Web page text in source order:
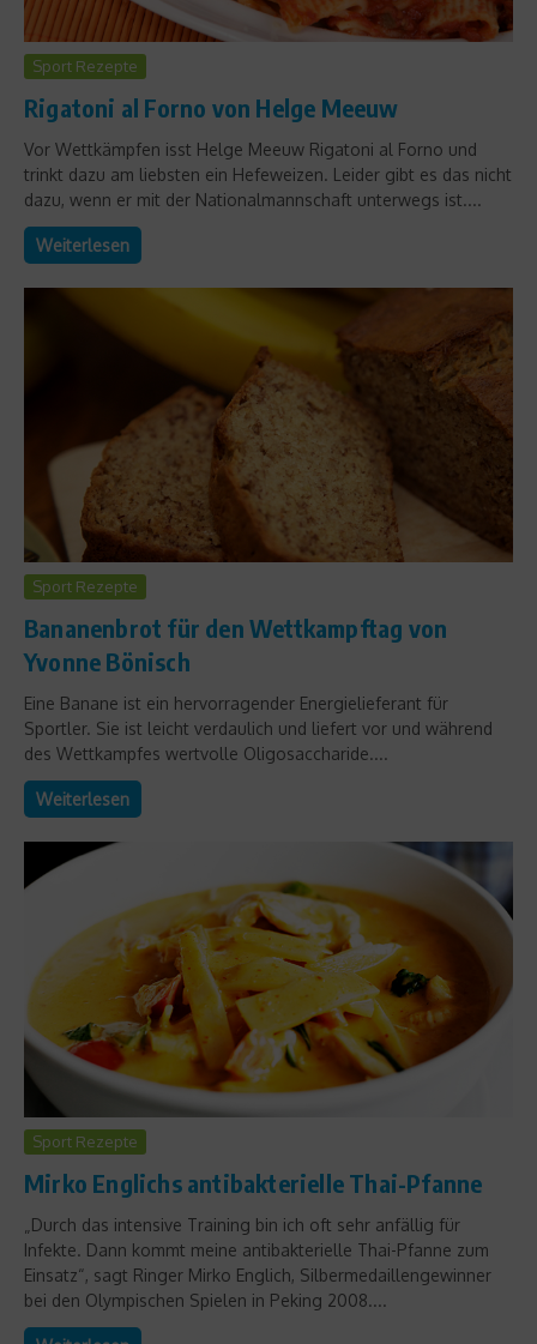
Sport Rezepte
Rigatoni al Forno von Helge Meeuw
Vor Wettkämpfen isst Helge Meeuw Rigatoni al Forno und
trinkt dazu am liebsten ein Hefeweizen. Leider gibt es das nicht
dazu, wenn er mit der Nationalmannschaft unterwegs ist....
Weiterlesen
Sport Rezepte
Bananenbrot für den Wettkampftag von
Yvonne Bönisch
Eine Banane ist ein hervorragender Energielieferant für
Sportler. Sie ist leicht verdaulich und liefert vor und während
des Wettkampfes wertvolle Oligosaccharide....
Weiterlesen
Sport Rezepte
Mirko Englichs antibakterielle Thai-Pfanne
„Durch das intensive Training bin ich oft sehr anfällig für
Infekte. Dann kommt meine antibakterielle Thai-Pfanne zum
Einsatz“, sagt Ringer Mirko Englich, Silbermedaillengewinner
bei den Olympischen Spielen in Peking 2008....